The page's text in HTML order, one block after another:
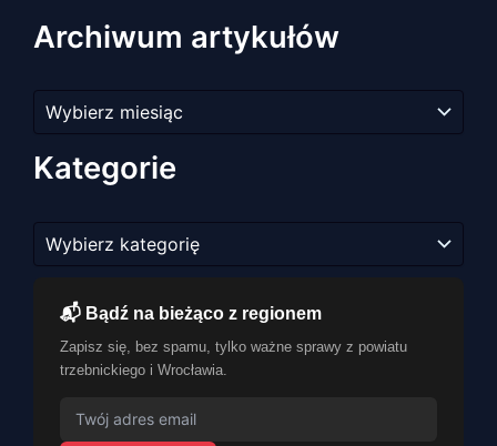
Archiwum artykułów
artykułów
Kategorie
📬 Bądź na bieżąco z regionem
Zapisz się, bez spamu, tylko ważne sprawy z powiatu
trzebnickiego i Wrocławia.